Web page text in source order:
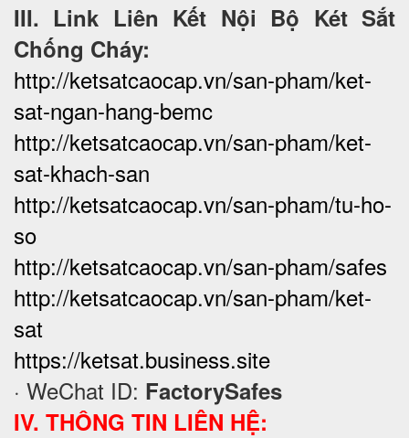
III. Link Liên Kết Nội Bộ Két Sắt
Chống Cháy:
http://ketsatcaocap.vn/san-pham/ket-
sat-ngan-hang-bemc
http://ketsatcaocap.vn/san-pham/ket-
sat-khach-san
http://ketsatcaocap.vn/san-pham/tu-ho-
so
http://ketsatcaocap.vn/san-pham/safes
http://ketsatcaocap.vn/san-pham/ket-
sat
https://ketsat.business.site
· WeChat ID: FactorySafes
IV. THÔNG TIN LIÊN HỆ: